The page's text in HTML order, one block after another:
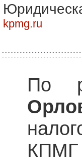
kpmg.ru
По
КПМГ